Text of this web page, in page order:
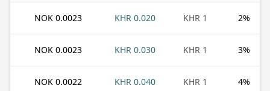
2%
1 KHR
0.020 KHR
0.0023 NOK
3%
1 KHR
0.030 KHR
0.0023 NOK
4%
1 KHR
0.040 KHR
0.0022 NOK